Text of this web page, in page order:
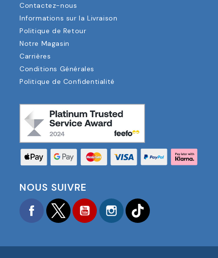
Contactez-nous
Informations sur la Livraison
Politique de Retour
Notre Magasin
Carrières
Conditions Générales
Politique de Confidentialité
NOUS SUIVRE
FacebookTwitter YouTubeInstagram